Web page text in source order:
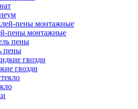
пены монтажные
пены
гвозди